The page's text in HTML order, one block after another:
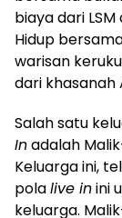
biaya dari
Hidup
warisan
dari khasanah
Salah satu
Inadalah
Keluarga ini,
polalive inini
keluarga.